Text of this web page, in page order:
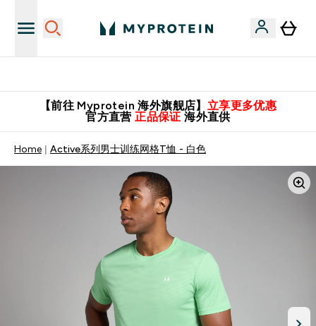
【前往 Myprotein 海外旗舰店】 立享更多优惠
官方直营 正品保证 海外直供
Home Active系列男士训练网格T恤 - 白色